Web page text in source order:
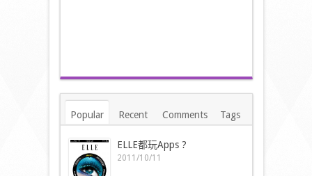
Popular Recent Comments Tags
ELLE都玩Apps ?
2011/10/11